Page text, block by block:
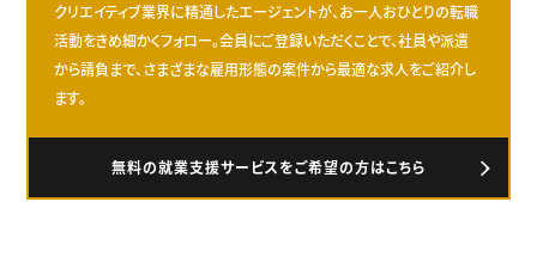
クリエイティブ業界に精通したエージェントが、お一人おひとりの転職
活動をきめ細かくフォロー。会員にご登録いただくことで、社員や派遣
から請負まで、さまざまな雇用形態の案件から最適な求人をご紹介し
ます。
無料の就業支援サービスをご希望の方はこちら